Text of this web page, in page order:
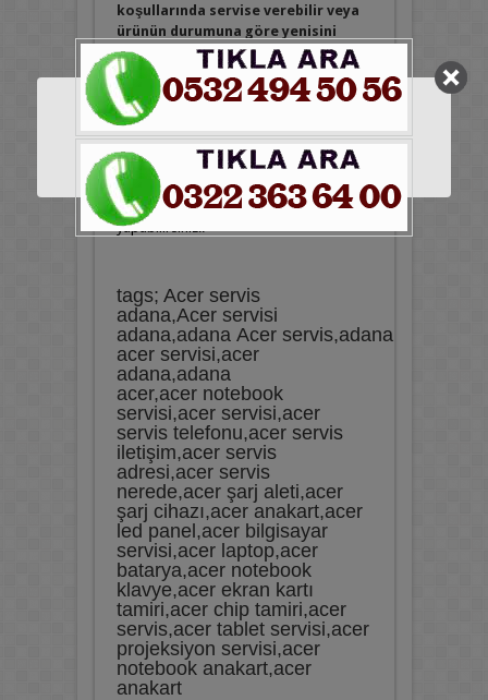
koşullarında servise verebilir veya
ürünün durumuna göre yenisini
temin edebilirsiniz.
Satış Sonrası Servis
Acer Marka Tüm anakart çeşitlerimiz2
Yıl Garanti
lidir. Satın aldığını üründen
memnun kalmaz isterseniz iade edebilir
ya da başka bir model ile değişim
yapabilirsiniz..
tags; Acer servis
adana,Acer servisi
adana,adana Acer servis,adana
acer servisi,acer
adana,adana
acer,acer notebook
servisi,acer servisi,acer
servis telefonu,acer servis
iletişim,acer servis
adresi,acer servis
nerede,acer şarj aleti,acer
şarj cihazı,acer anakart,acer
led panel,acer bilgisayar
servisi,acer laptop,acer
batarya,acer notebook
klavye,acer ekran kartı
tamiri,acer chip tamiri,acer
servis,acer tablet servisi,acer
projeksiyon servisi,acer
notebook anakart,acer
anakart